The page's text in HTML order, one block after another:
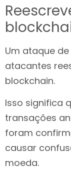
Um ataque
atacantes
blockchain.
Isso significa
transações
foram
causar
moeda.